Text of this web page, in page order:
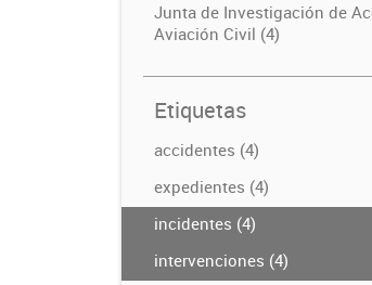
Junta de Investigación de
Aviación Civil (4)
Etiquetas
accidentes (4)
expedientes (4)
incidentes (4)
intervenciones (4)